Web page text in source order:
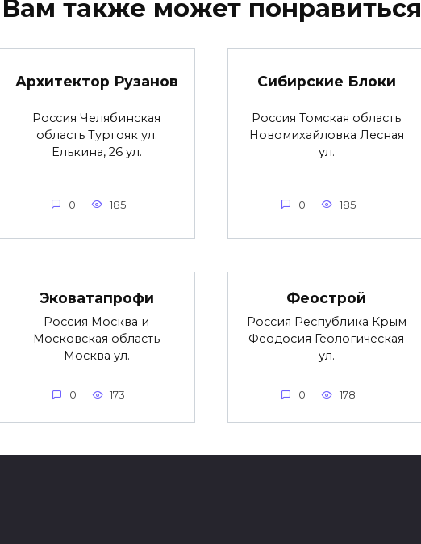
Вам также может понравиться
Архитектор Рузанов
Россия Челябинская
область Тургояк ул.
Елькина, 26 ул.
0 185
Сибирские Блоки
Россия Томская область
Новомихайловка Лесная
ул.
0 185
Эковатапрофи
Россия Москва и
Московская область
Москва ул.
0 173
Феострой
Россия Республика Крым
Феодосия Геологическая
ул.
0 178